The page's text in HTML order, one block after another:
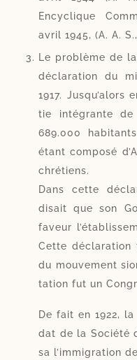
Encyclique
avril 1945, (A. A.
Le pro­blème de
décla­ra­tion du
1917.
tie inté­grante
689.000
étant com­po­sé
chrétiens.
Dans cette
disait que son
faveur
Cette décla­ration
du mou­ve­ment
ta­tion fut un
De fait en 1922,
dat de la Société
sa l’immigration